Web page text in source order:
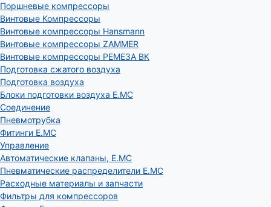
Поршневые компрессоры
Винтовые Компрессоры
Винтовые компрессоры Hansmann
Винтовые компрессоры ZAMMER
Винтовые компрессоры РЕМЕЗА ВК
Подготовка сжатого воздуха
Подготовка воздуха
Блоки подготовки воздуха E.MC
Соединение
Пневмотрубка
Фитинги E.MC
Управление
Автоматические клапаны, Е.МС
Пневматические распределители E.MC
Расходные материалы и запчасти
Фильтры для компрессоров